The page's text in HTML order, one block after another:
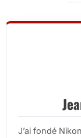
J’ai fondé